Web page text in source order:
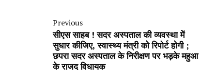
Previous
सीएस साहब ! सदर अस्पताल की व्यवस्था में
सुधार कीजिए, स्वास्थ्य मंत्री को रिपोर्ट होगी ;
छपरा सदर अस्पताल के निरीक्षण पर भड़के महुआ
के राजद विधायक